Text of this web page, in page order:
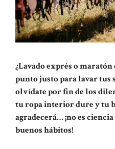
¿Lavado exprés o maratón
punto justo para lavar tus
olvídate por fin de los
tu ropa interior dure y tu
agradecerá… ¡no es
buenos hábitos!